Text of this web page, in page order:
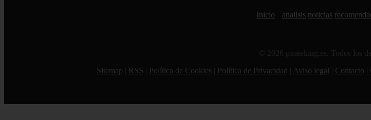
Inicio analisis noticias
© 2026 pirateking.es. Todos los
Sitemap
RSS Política de Cookies Política de Privacidad Aviso legal Contacto